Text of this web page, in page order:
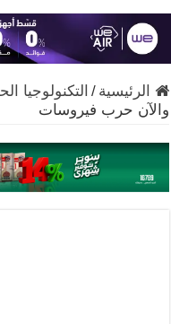
الرئيسية / التكنولوجيا
والآن حرب فيروسات